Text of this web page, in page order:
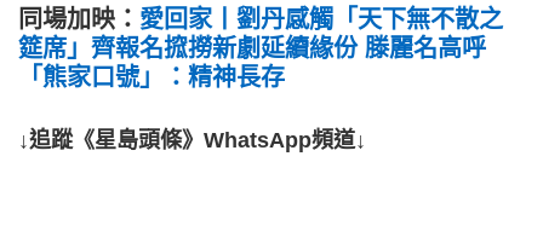
同場加映： 愛回家丨劉丹感觸「天下無不散之
筵席」齊報名搲撈新劇延續緣份 滕麗名高呼
「熊家口號」：精神長存
↓追蹤《星島頭條》WhatsApp頻道↓